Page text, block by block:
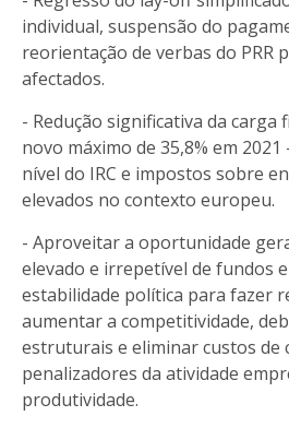
individual, suspensão do
reorientação de verbas do PRR
afectados.
- Redução significativa da carga
novo máximo de 35,8% em
nível do IRC e impostos sobre
elevados no contexto europeu.
- Aproveitar a oportunidade
elevado e irrepetível de fundos
estabilidade política para fazer
aumentar a competitividade,
estruturais e eliminar custos de
penalizadores da atividade
produtividade.